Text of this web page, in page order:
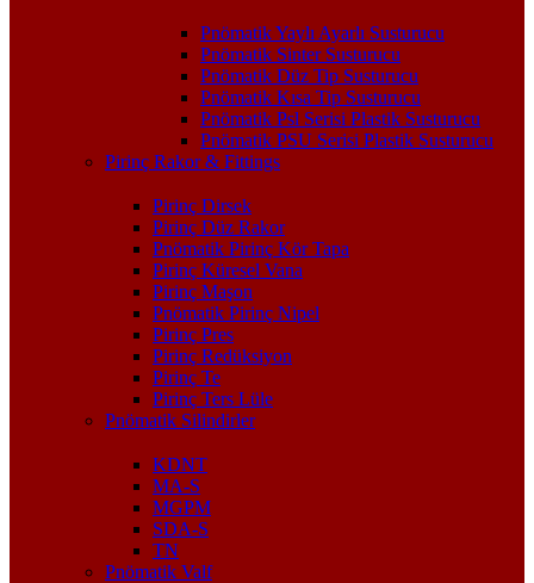
Pnömatik Yaylı Ayarlı Susturucu
Pnömatik Sinter Susturucu
Pnömatik Düz Tip Susturucu
Pnömatik Kısa Tip Susturucu
Pnömatik Psl Serisi Plastik Susturucu
Pnömatik PSU Serisi Plastik Susturucu
Pirinç Rakor & Fittings
Pirinç Dirsek
Pirinç Düz Rakor
Pnömatik Pirinç Kör Tapa
Pirinç Küresel Vana
Pirinç Maşon
Pnömatik Pirinç Nipel
Pirinç Pres
Pirinç Redüksiyon
Pirinç Te
Pirinç Ters Lüle
Pnömatik Silindirler
KDNT
MA-S
MGPM
SDA-S
TN
Pnömatik Valf